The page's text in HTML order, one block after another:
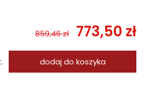
859,46 zł 773,50 zł
dodaj do koszyka